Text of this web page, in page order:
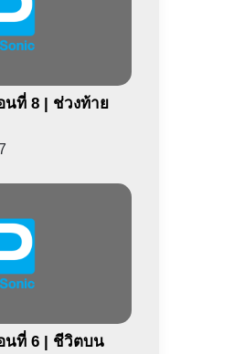
นที่ 8 | ช่วงท้าย
นที่ 6 | ชีวิตบน